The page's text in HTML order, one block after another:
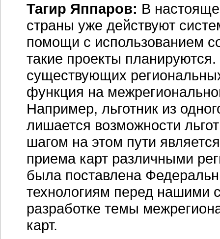
Тагир Яппаров: В
страны уже действуют
помощи с использованием
такие проекты
существующих
функция на
Например, льготник из
лишается возможности
шагом на этом пути
приема карт различными
была поставлена
технологиям перед нашими
разработке темы
карт.